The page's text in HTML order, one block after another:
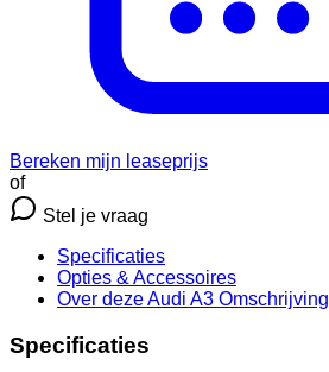
Bereken mijn leaseprijs
of
Stel je vraag
Specificaties
Opties & Accessoires
Over deze Audi A3 Omschrijving
Specificaties